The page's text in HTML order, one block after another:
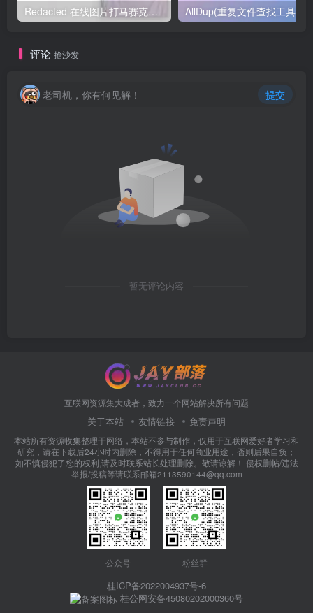
Redacted 在线图片打马赛克工具 AllDup(重复文件查找工具)
评论 抢沙发
老司机，你有何见解！ 提交
暂无评论内容
互联网资源集大成者，致力一个网站解决所有问题
关于本站 友情链接 免责声明
本站所有资源收集整理于网络，本站不参与制作，仅用于互联网爱好者学习和
研究，请在下载后24小时内删除，不得用于任何商业用途，否则后果自负；
如不慎侵犯了您的权利,请及时联系站长处理删除。敬请谅解！ 侵权删帖/违法
举报/投稿等请联系邮箱2113590144@qq.com
公众号 粉丝群
桂ICP备2022004937号-6
桂公网安备45080202000360号